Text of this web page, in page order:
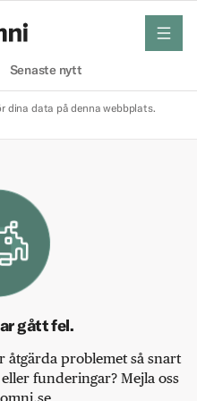
Senaste nytt
meny
dina data på denna webbplats.
gått fel.
problemet så snart
funderingar? Mejla oss